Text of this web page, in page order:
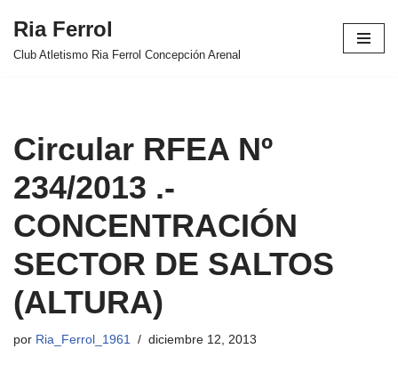
Saltar
Ria Ferrol
Club Atletismo Ria Ferrol Concepción Arenal
Circular RFEA Nº
234/2013 .-
CONCENTRACIÓN
SECTOR DE SALTOS
(ALTURA)
por Ria_Ferrol_1961 diciembre 12, 2013